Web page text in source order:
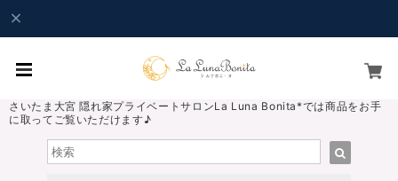
さいたま大宮 隠れ家プライベートサロンLa Luna Bonita*では商品をお手
に取ってご覧いただけます♪